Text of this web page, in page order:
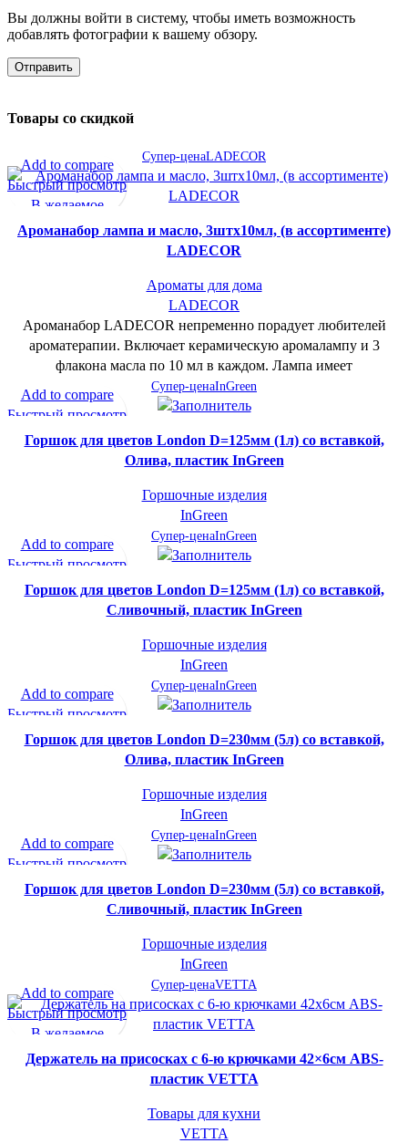
Вы должны войти в систему, чтобы иметь возможность
добавлять фотографии к вашему обзору.
Товары со скидкой
Супер-ценаLADECOR
Add to compare
Быстрый просмотр
В желаемое
Ароманабор лампа и масло, 3штx10мл, (в ассортименте)
LADECOR
Ароматы для дома
LADECOR
Ароманабор LADECOR непременно порадует любителей
ароматерапии. Включает керамическую аромалампу и 3
флакона масла по 10 мл в каждом. Лампа имеет
Супер-ценаInGreen
Add to compare
Быстрый просмотр
В желаемое
Горшок для цветов London D=125мм (1л) со вставкой,
Олива, пластик InGreen
Горшочные изделия
InGreen
Супер-ценаInGreen
Add to compare
Быстрый просмотр
В желаемое
Горшок для цветов London D=125мм (1л) со вставкой,
Сливочный, пластик InGreen
Горшочные изделия
InGreen
Супер-ценаInGreen
Add to compare
Быстрый просмотр
В желаемое
Горшок для цветов London D=230мм (5л) со вставкой,
Олива, пластик InGreen
Горшочные изделия
InGreen
Супер-ценаInGreen
Add to compare
Быстрый просмотр
В желаемое
Горшок для цветов London D=230мм (5л) со вставкой,
Сливочный, пластик InGreen
Горшочные изделия
InGreen
Супер-ценаVETTA
Add to compare
Быстрый просмотр
В желаемое
Держатель на присосках с 6-ю крючками 42×6см ABS-
пластик VETTA
Товары для кухни
VETTA